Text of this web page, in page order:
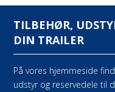
TILBEHØR,
DIN TRAILER
På vores hjemmeside
udstyr og reservedele til